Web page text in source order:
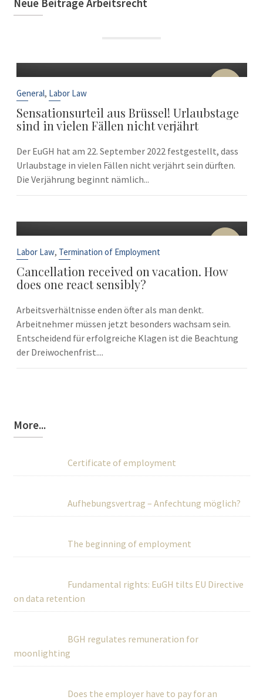
Neue Beiträge Arbeitsrecht
22
General, Labor Law
Sensationsurteil aus Brüssel! Urlaubstage
sind in vielen Fällen nicht verjährt
Der EuGH hat am 22. September 2022 festgestellt, dass
Urlaubstage in vielen Fällen nicht verjährt sein dürften.
Die Verjährung beginnt nämlich...
10
Labor Law, Termination of Employment
Cancellation received on vacation. How
does one react sensibly?
Arbeitsverhältnisse enden öfter als man denkt.
Arbeitnehmer müssen jetzt besonders wachsam sein.
Entscheidend für erfolgreiche Klagen ist die Beachtung
der Dreiwochenfrist....
More...
Certificate of employment
Aufhebungsvertrag – Anfechtung möglich?
The beginning of employment
Fundamental rights: EuGH tilts EU Directive
on data retention
BGH regulates remuneration for
moonlighting
Does the employer have to pay for an